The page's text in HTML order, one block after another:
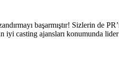
başarmıştır! Sizlerin de
casting ajansları konumunda